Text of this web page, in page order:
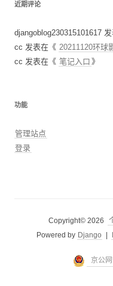
近期评论
djangoblog230315101617
cc 发表在《 20211120环球
cc 发表在《 笔记入口 》
功能
管理站点
登录
Copyright© 2026
Powered by Django
京公